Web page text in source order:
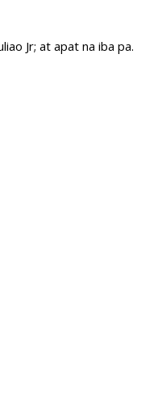
Jr; at apat na iba pa.